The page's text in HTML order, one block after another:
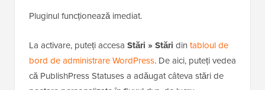
Pluginul funcționează imediat.
La activare, puteți accesa Stări » Stări din tabloul de
bord de administrare WordPress. De aici, puteți vedea
că PublishPress Statuses a adăugat câteva stări de